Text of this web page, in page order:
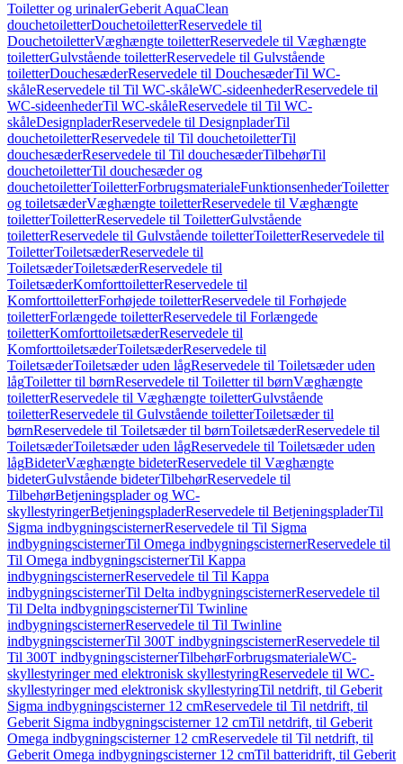
Toiletter og urinalerGeberit AquaClean
douchetoiletterDouchetoiletterReservedele til
DouchetoiletterVæghængte toiletterReservedele til Væghængte
toiletterGulvstående toiletterReservedele til Gulvstående
toiletterDouchesæderReservedele til DouchesæderTil WC-
skåleReservedele til Til WC-skåleWC-sideenhederReservedele til
WC-sideenhederTil WC-skåleReservedele til Til WC-
skåleDesignpladerReservedele til DesignpladerTil
douchetoiletterReservedele til Til douchetoiletterTil
douchesæderReservedele til Til douchesæderTilbehørTil
douchetoiletterTil douchesæder og
douchetoiletterToiletterForbrugsmaterialeFunktionsenhederToiletter
og toiletsæderVæghængte toiletterReservedele til Væghængte
toiletterToiletterReservedele til ToiletterGulvstående
toiletterReservedele til Gulvstående toiletterToiletterReservedele til
ToiletterToiletsæderReservedele til
ToiletsæderToiletsæderReservedele til
ToiletsæderKomforttoiletterReservedele til
KomforttoiletterForhøjede toiletterReservedele til Forhøjede
toiletterForlængede toiletterReservedele til Forlængede
toiletterKomforttoiletsæderReservedele til
KomforttoiletsæderToiletsæderReservedele til
ToiletsæderToiletsæder uden lågReservedele til Toiletsæder uden
lågToiletter til børnReservedele til Toiletter til børnVæghængte
toiletterReservedele til Væghængte toiletterGulvstående
toiletterReservedele til Gulvstående toiletterToiletsæder til
børnReservedele til Toiletsæder til børnToiletsæderReservedele til
ToiletsæderToiletsæder uden lågReservedele til Toiletsæder uden
lågBideterVæghængte bideterReservedele til Væghængte
bideterGulvstående bideterTilbehørReservedele til
TilbehørBetjeningsplader og WC-
skyllestyringerBetjeningspladerReservedele til BetjeningspladerTil
Sigma indbygningscisternerReservedele til Til Sigma
indbygningscisternerTil Omega indbygningscisternerReservedele til
Til Omega indbygningscisternerTil Kappa
indbygningscisternerReservedele til Til Kappa
indbygningscisternerTil Delta indbygningscisternerReservedele til
Til Delta indbygningscisternerTil Twinline
indbygningscisternerReservedele til Til Twinline
indbygningscisternerTil 300T indbygningscisternerReservedele til
Til 300T indbygningscisternerTilbehørForbrugsmaterialeWC-
skyllestyringer med elektronisk skyllestyringReservedele til WC-
skyllestyringer med elektronisk skyllestyringTil netdrift, til Geberit
Sigma indbygningscisterner 12 cmReservedele til Til netdrift, til
Geberit Sigma indbygningscisterner 12 cmTil netdrift, til Geberit
Omega indbygningscisterner 12 cmReservedele til Til netdrift, til
Geberit Omega indbygningscisterner 12 cmTil batteridrift, til Geberit